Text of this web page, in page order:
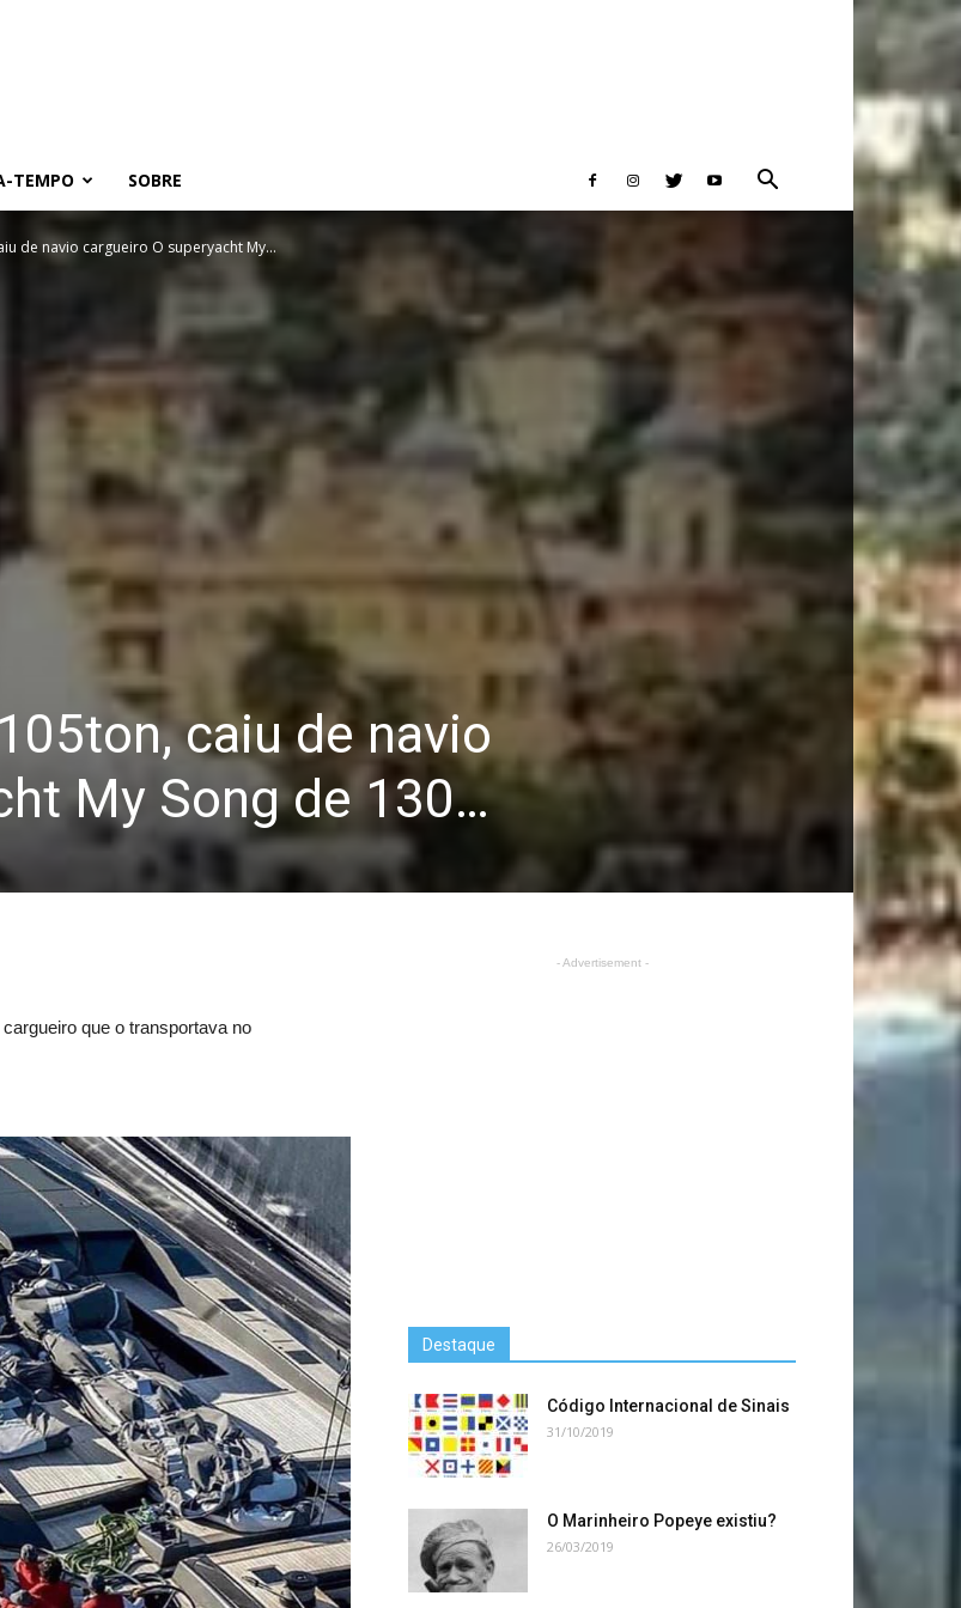
TEMPO SOBRE
de navio cargueiro O superyacht My...
caiu de navio
My Song de 130…
que o transportava no
- Advertisement -
Destaque
Código Internacional de Sinais
31/10/2019
O Marinheiro Popeye existiu?
26/03/2019